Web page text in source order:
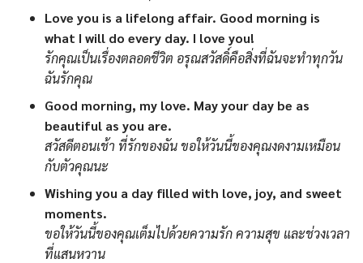
Love you is a lifelong affair. Good morning is
what I will do every day. I love you!
รักคุณเป็นเรื่องตลอดชีวิต อรุณสวัสดิ์คือสิ่งที่ฉันจะทำทุกวัน
ฉันรักคุณ
Good morning, my love. May your day be as
beautiful as you are.
สวัสดีตอนเช้า ที่รักของฉัน ขอให้วันนี้ของคุณงดงามเหมือน
กับตัวคุณนะ
Wishing you a day filled with love, joy, and sweet
moments.
ขอให้วันนี้ของคุณเต็มไปด้วยความรัก ความสุข และช่วงเวลา
ที่แสนหวาน